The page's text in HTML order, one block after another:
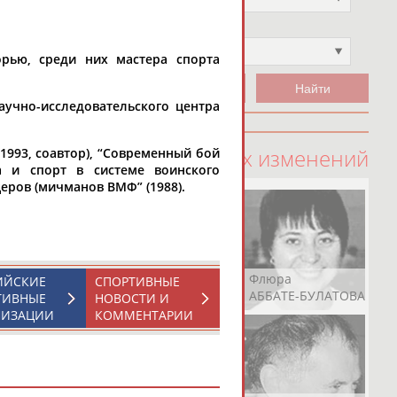
100 последних изменений
Ростом
АБАШИДЗЕ
Флюра
АББАТЕ-БУЛАТОВА
среди них мастера спорта
исследовательского центра
соавтор), “Современный бой
и спорт в системе воинского
(мичманов ВМФ” (1988).
СПОРТИВНЫЕ
НОВОСТИ И
КОММЕНТАРИИ